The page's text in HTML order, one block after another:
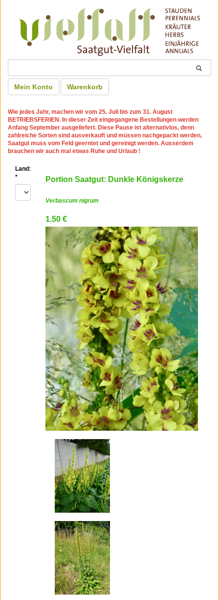
Mein Konto Warenkorb
Wie jedes Jahr, machen wir vom 25. Juli bis zum 31. August
BETRIEBSFERIEN. In dieser Zeit eingegangene Bestellungen werden
Anfang September ausgeliefert. Diese Pause ist alternativlos, denn
zahlreiche Sorten sind ausverkauft und müssen nachgepackt werden,
Saatgut muss vom Feld geerntet und gereinigt werden. Ausserdem
brauchen wir auch mal etwas Ruhe und Urlaub !
Land:
*
Portion Saatgut: Dunkle Königskerze
Verbascum nigrum
1.50 €